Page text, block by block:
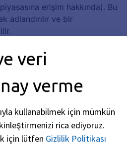
veri
verme
kullanabilmek için mümkün
rica ediyoruz.
için lütfen Gizlilik Politikası